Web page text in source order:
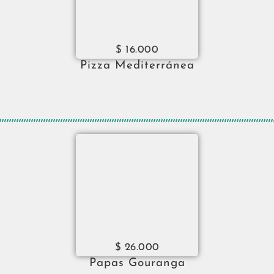
Pizza Mediterránea
$ 16.000
Papas Gouranga
$ 26.000